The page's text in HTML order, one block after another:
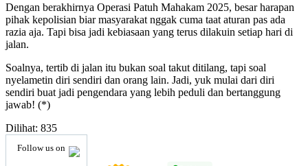
Dengan berakhirnya Operasi Patuh Mahakam 2025, besar harapan
pihak kepolisian biar masyarakat nggak cuma taat aturan pas ada
razia aja. Tapi bisa jadi kebiasaan yang terus dilakuin setiap hari di
jalan.
Soalnya, tertib di jalan itu bukan soal takut ditilang, tapi soal
nyelametin diri sendiri dan orang lain. Jadi, yuk mulai dari diri
sendiri buat jadi pengendara yang lebih peduli dan bertanggung
jawab! (*)
Dilihat: 835
Follow us on